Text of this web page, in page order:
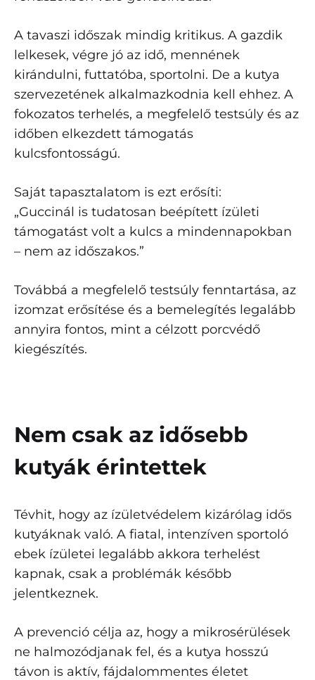
A tavaszi időszak mindig kritikus. A gazdik
lelkesek, végre jó az idő, mennének
kirándulni, futtatóba, sportolni. De a kutya
szervezetének alkalmazkodnia kell ehhez. A
fokozatos terhelés, a megfelelő testsúly és az
időben elkezdett támogatás
kulcsfontosságú.
Saját tapasztalatom is ezt erősíti:
„Guccinál is tudatosan beépített ízületi
támogatást volt a kulcs a mindennapokban
– nem az időszakos.”
Továbbá a megfelelő testsúly fenntartása, az
izomzat erősítése és a bemelegítés legalább
annyira fontos, mint a célzott porcvédő
kiegészítés.
Nem csak az idősebb
kutyák érintettek
Tévhit, hogy az ízületvédelem kizárólag idős
kutyáknak való. A fiatal, intenzíven sportoló
ebek ízületei legalább akkora terhelést
kapnak, csak a problémák később
jelentkeznek.
A prevenció célja az, hogy a mikrosérülések
ne halmozódjanak fel, és a kutya hosszú
távon is aktív, fájdalommentes életet